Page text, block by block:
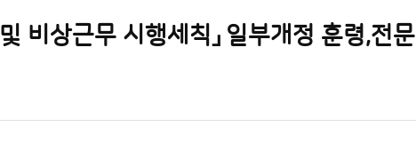
비상근무 시행세칙」 일부개정 훈령,전문